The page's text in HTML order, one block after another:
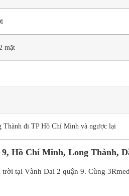
mặt
Thành đi TP Hồ Chí Minh và ngược lại
Hồ Chí Minh, Long Thành,
tại Vành Đai 2 quận 9. Cùng